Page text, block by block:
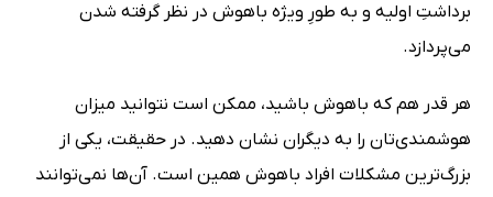
برداشتِ اولیه و به طورِ ویژه باهوش در نظر گرفته شدن
می‌پردازد.
هر قدر هم که باهوش باشید، ممکن است نتوانید میزان
هوشمندی‌تان را به دیگران نشان دهید. در حقیقت، یکی از
بزرگ‌ترین مشکلات افراد باهوش همین است. آن‌ها نمی‌توانند